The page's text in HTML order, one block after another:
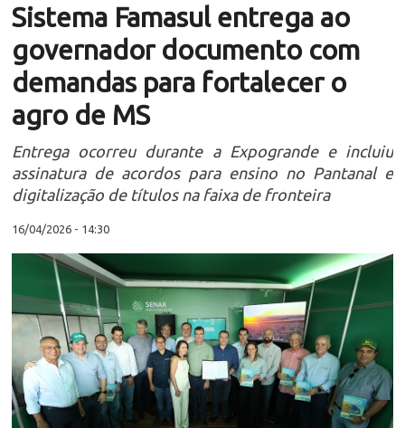
Sistema Famasul entrega ao
governador documento com
demandas para fortalecer o
agro de MS
Entrega ocorreu durante a Expogrande e incluiu
assinatura de acordos para ensino no Pantanal e
digitalização de títulos na faixa de fronteira
16/04/2026 - 14:30